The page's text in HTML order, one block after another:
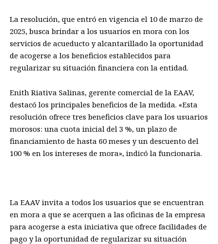
La resolución, que entró en vigencia el 10 de marzo de
2025, busca brindar a los usuarios en mora con los
servicios de acueducto y alcantarillado la oportunidad
de acogerse a los beneficios establecidos para
regularizar su situación financiera con la entidad.
Enith Riativa Salinas, gerente comercial de la EAAV,
destacó los principales beneficios de la medida. «Esta
resolución ofrece tres beneficios clave para los usuarios
morosos: una cuota inicial del 3 %, un plazo de
financiamiento de hasta 60 meses y un descuento del
100 % en los intereses de mora», indicó la funcionaria.
La EAAV invita a todos los usuarios que se encuentran
en mora a que se acerquen a las oficinas de la empresa
para acogerse a esta iniciativa que ofrece facilidades de
pago y la oportunidad de regularizar su situación